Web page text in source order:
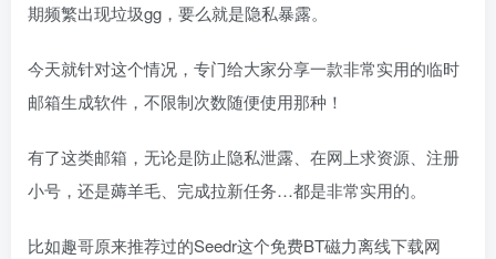
期频繁出现垃圾gg，要么就是隐私暴露。
今天就针对这个情况，专门给大家分享一款非常实用的临时
邮箱生成软件，不限制次数随便使用那种！
有了这类邮箱，无论是防止隐私泄露、在网上求资源、注册
小号，还是薅羊毛、完成拉新任务…都是非常实用的。
比如趣哥原来推荐过的Seedr这个免费BT磁力离线下载网